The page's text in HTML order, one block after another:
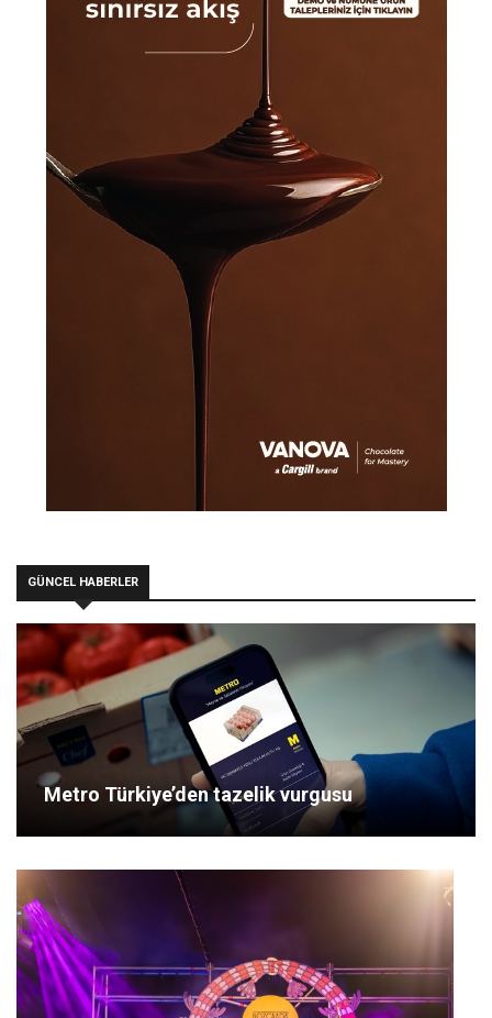
GÜNCEL HABERLER
Metro Türkiye’den tazelik vurgusu